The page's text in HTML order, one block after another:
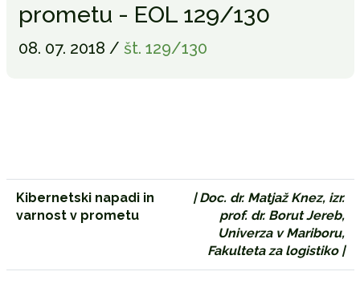
prometu - EOL 129/130
08. 07. 2018 / št. 129/130
Kibernetski napadi in
varnost v prometu
| Doc. dr. Matjaž Knez, izr.
prof. dr. Borut Jereb,
Univerza v Mariboru,
Fakulteta za logistiko |